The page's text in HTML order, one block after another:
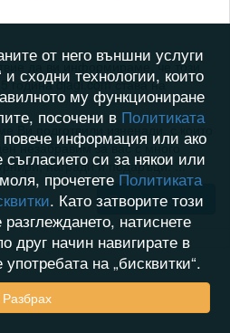
да ви информираме, че този
година djagi.com става на
Ви подготвили изненади, с които
незабравим за вас с много
награди и подаръци. ...
Прочети повече
от него външни услуги
и сходни технологии, които
му функциониране
посочени в Политиката
информация или ако
съгласието си за някои или
прочетете Политиката
. Като затворите този
натиснете
друг начин навигирате в
на „бисквитки“.
Разбрах